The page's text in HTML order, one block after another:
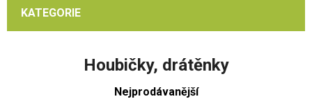
KATEGORIE
Houbičky, drátěnky
Nejprodávanější